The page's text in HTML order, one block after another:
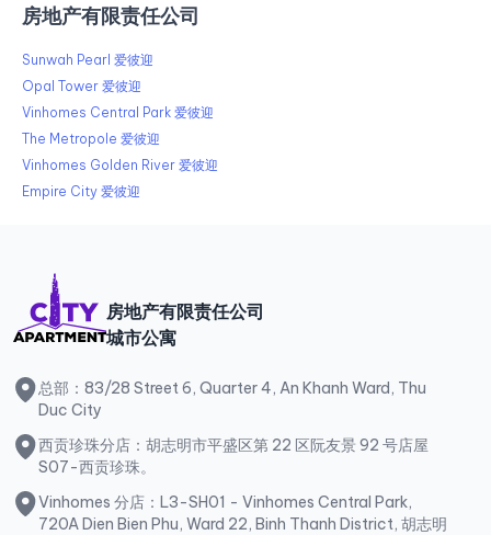
房地产有限责任公司
Sunwah Pearl 爱彼迎
Opal Tower 爱彼迎
Vinhomes Central Park 爱彼迎
The Metropole 爱彼迎
Vinhomes Golden River 爱彼迎
Empire City 爱彼迎
房地产有限责任公司
城市公寓
总部：83/28 Street 6, Quarter 4, An Khanh Ward, Thu
Duc City
西贡珍珠分店：胡志明市平盛区第 22 区阮友景 92 号店屋
S07-西贡珍珠。
Vinhomes 分店：L3-SH01 - Vinhomes Central Park,
720A Dien Bien Phu, Ward 22, Binh Thanh District, 胡志明